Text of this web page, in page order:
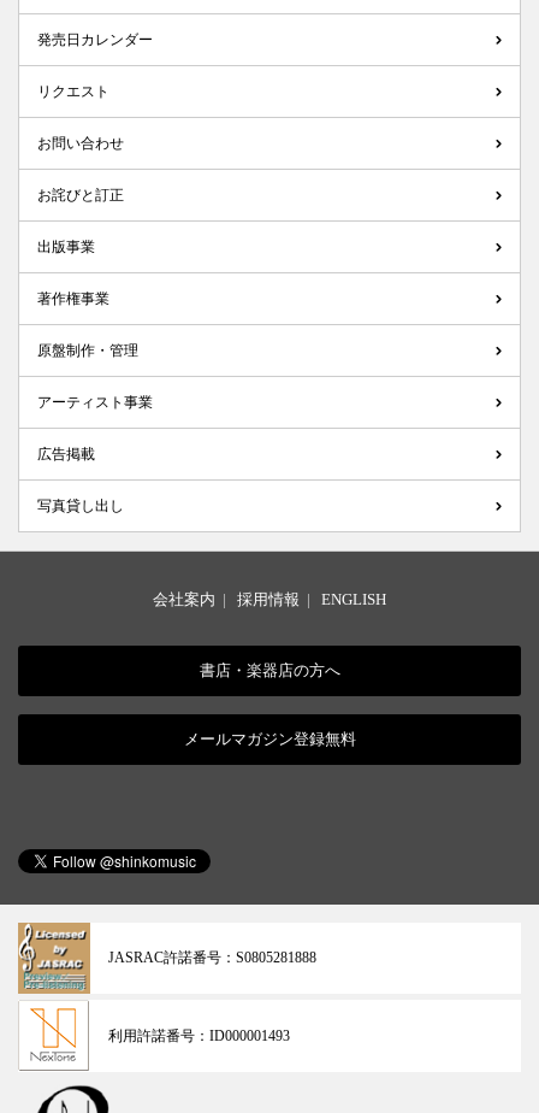
発売日カレンダー
リクエスト
お問い合わせ
お詫びと訂正
出版事業
著作権事業
原盤制作・管理
アーティスト事業
広告掲載
写真貸し出し
会社案内 | 採用情報 | ENGLISH
書店・楽器店の方へ
メールマガジン登録無料
JASRAC許諾番号： S0805281888
利用許諾番号： ID000001493